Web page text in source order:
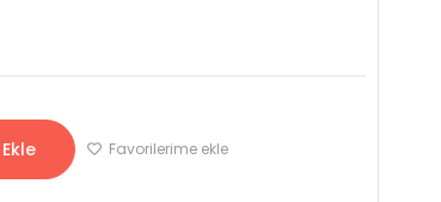
Favorilerime ekle